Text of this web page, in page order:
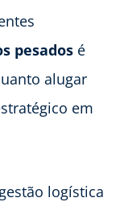
pesados é
alugar
em
logística